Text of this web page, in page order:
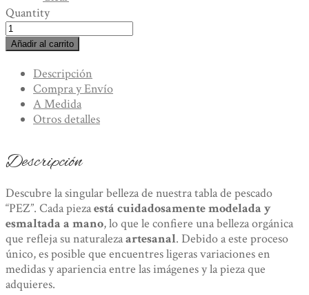
Quantity
Tabla
de
"Pez".
Cerámica
Artesanal
cantidad
Añadir al carrito
Descripción
Compra y Envío
A Medida
Otros detalles
Descripción
Descubre la singular belleza de nuestra tabla de pescado
“PEZ”. Cada piezaestá cuidadosamente modelada y
esmaltada a mano, lo que le confiere una belleza orgánica
que refleja su naturalezaartesanal. Debido a este proceso
único, es posible que encuentres ligeras variaciones en
medidas y apariencia entre las imágenes y la pieza que
adquieres.